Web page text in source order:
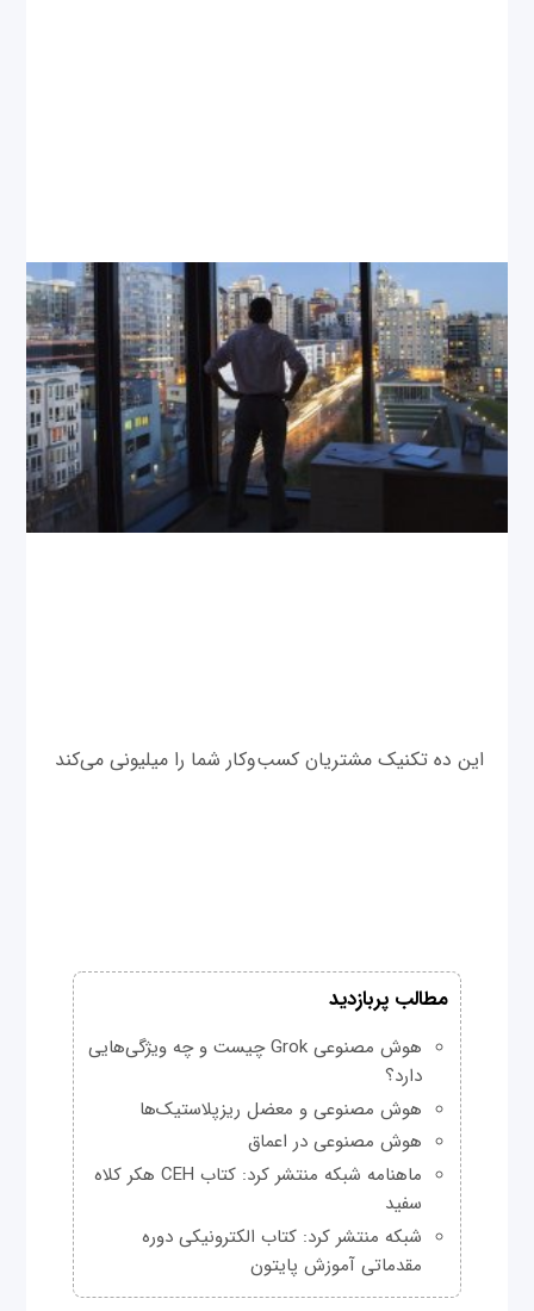
این ده تکنیک مشتریان کسب‌وکار شما را میلیونی می‌کند
مطالب پربازدید
هوش مصنوعی Grok چیست و چه ویژگی‌هایی
دارد؟
هوش مصنوعی و معضل ریزپلاستیک‌ها
هوش مصنوعی در اعماق
ماهنامه شبکه منتشر کرد: کتاب CEH هکر کلاه
سفید
شبکه منتشر کرد: کتاب الکترونیکی دوره
مقدماتی آموزش پایتون